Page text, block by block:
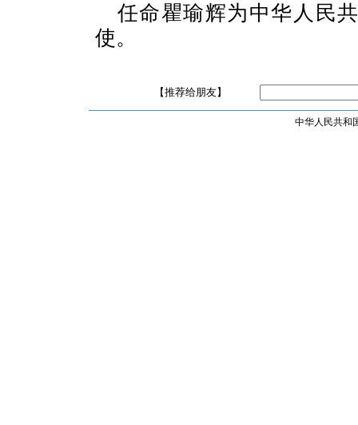
任命瞿瑜辉为中华人民
使。
【推荐给朋友】
中华人民共和